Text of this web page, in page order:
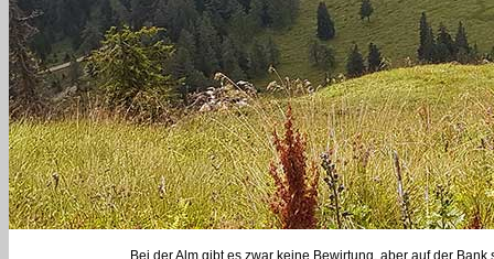
Bei der Alm gibt es zwar keine Bewirtung, aber auf der